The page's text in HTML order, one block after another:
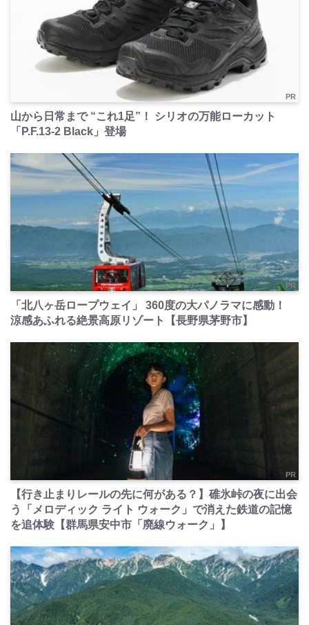
PR
山から日常まで “これ1足”！ シリオの万能ローカット
「P.F.13-2 Black」登場
PR
「北八ヶ岳ロープウェイ」 360度の大パノラマに感動！
涼感あふれる絶景高原リゾート【長野県茅野市】
PR
【行き止まりレールの先に何がある？】碓氷峠の夜に出会
う「メロディック ライト ウォーク」で消えた鉄道の記憶
を追体験【群馬県安中市「廃線ウォーク」】